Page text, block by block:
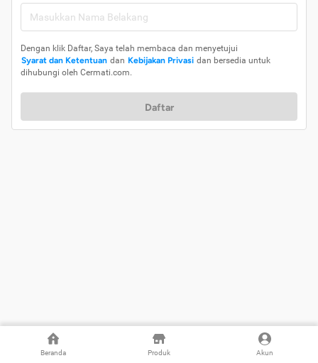
Beranda Produk Akun
Dengan klik Daftar, Saya telah membaca dan menyetujui
Syarat dan Ketentuan dan Kebijakan Privasi dan bersedia untuk
dihubungi oleh Cermati.com.
Daftar